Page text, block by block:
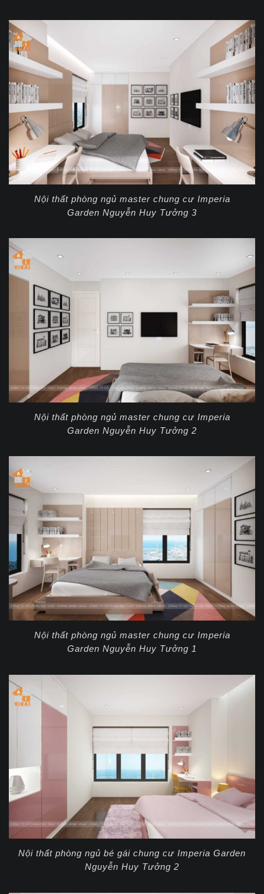
Nội thất phòng ngủ master chung cư Imperia
Garden Nguyễn Huy Tưởng 3
Nội thất phòng ngủ master chung cư Imperia
Garden Nguyễn Huy Tưởng 2
Nội thất phòng ngủ master chung cư Imperia
Garden Nguyễn Huy Tưởng 1
Nội thất phòng ngủ bé gái chung cư Imperia Garden
Nguyễn Huy Tưởng 2